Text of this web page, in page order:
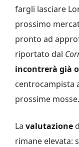
fargli lasciare
prossimo
pronto ad
riportato dal
incontrerà già
centrocampista
prossime mosse.
La valutazione
rimane elevata: